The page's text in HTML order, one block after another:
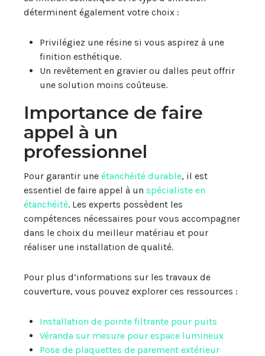
déterminent également votre choix :
Privilégiez une résine si vous aspirez à une
finition esthétique.
Un revêtement en gravier ou dalles peut offrir
une solution moins coûteuse.
Importance de faire
appel à un
professionnel
Pour garantir une étanchéité durable, il est
essentiel de faire appel à un spécialiste en
étanchéité. Les experts possèdent les
compétences nécessaires pour vous accompagner
dans le choix du meilleur matériau et pour
réaliser une installation de qualité.
Pour plus d’informations sur les travaux de
couverture, vous pouvez explorer ces ressources :
Installation de pointe filtrante pour puits
Véranda sur mesure pour espace lumineux
Pose de plaquettes de parement extérieur